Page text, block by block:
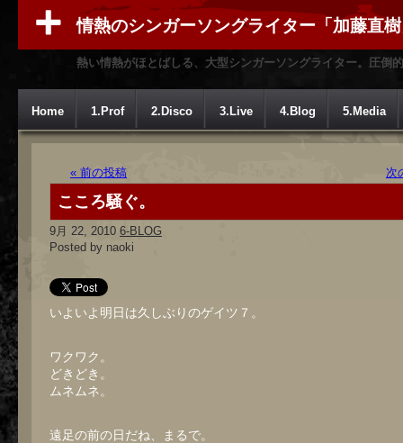
情熱のシンガーソングライター「加藤直
熱い情熱がほとばしる、大型シンガーソングライター。圧倒
Home 1.Prof 2.Disco 3.Live 4.Blog 5.Media
« 前の投稿 次
こころ騒ぐ。
9月 22, 2010 6-BLOG
Posted by naoki
いよいよ明日は久しぶりのゲイツ７。
ワクワク。
どきどき。
ムネムネ。
遠足の前の日だね、まるで。